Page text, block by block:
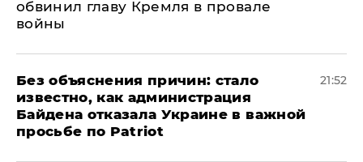
обвинил главу Кремля в провале
войны
Без объяснения причин: стало
известно, как администрация
Байдена отказала Украине в важной
просьбе по Patriot
21:52